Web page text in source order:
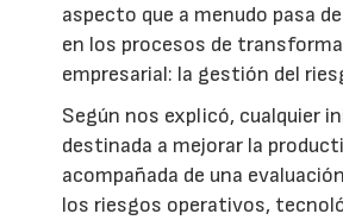
aspecto que a menudo pasa
en los procesos de
empresarial: la gestión del
Según nos explicó, cualquier
destinada a mejorar la
acompañada de una
los riesgos operativos,